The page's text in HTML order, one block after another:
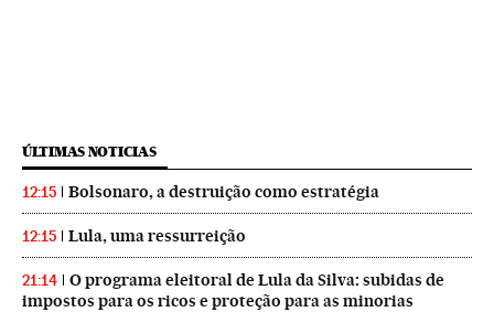
ÚLTIMAS NOTICIAS
12:15 Bolsonaro, a destruição como estratégia
12:15 Lula, uma ressurreição
21:14
O programa eleitoral de Lula da Silva: subidas de
impostos para os ricos e proteção para as minorias